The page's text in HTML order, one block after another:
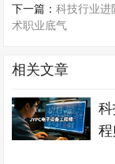
下一篇：科技行业进
术职业底气
相关文章